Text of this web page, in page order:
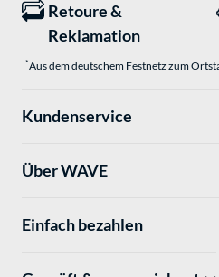
Retoure &
Reklamation
*Aus dem deutschem Festnetz zum
Kundenservice
Über WAVE
Einfach bezahlen